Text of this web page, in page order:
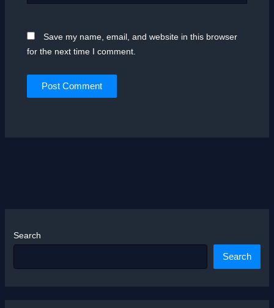
Save my name, email, and website in this browser
for the next time I comment.
Search
Search